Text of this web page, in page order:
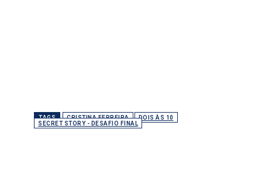
TAGS CRISTINA FERREIRA
DOIS ÀS 10
SECRET STORY - DESAFIO FINAL